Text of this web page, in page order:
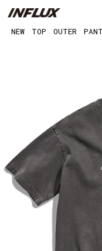
NEW TOP OUTER